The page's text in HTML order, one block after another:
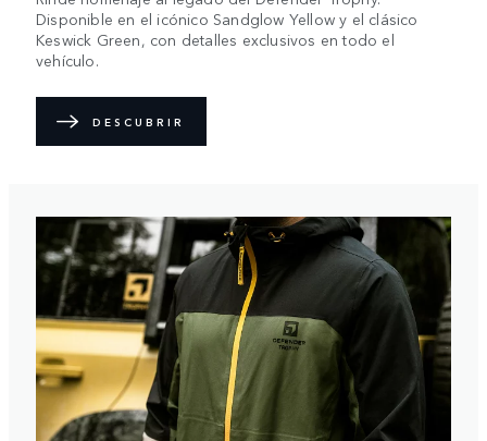
Disponible en el icónico Sandglow Yellow y el clásico
Keswick Green, con detalles exclusivos en todo el
vehículo.
DESCUBRIR